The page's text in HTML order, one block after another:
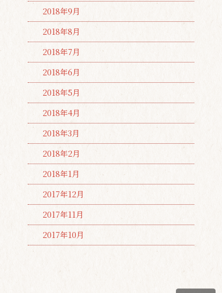
2018年9月
2018年8月
2018年7月
2018年6月
2018年5月
2018年4月
2018年3月
2018年2月
2018年1月
2017年12月
2017年11月
2017年10月